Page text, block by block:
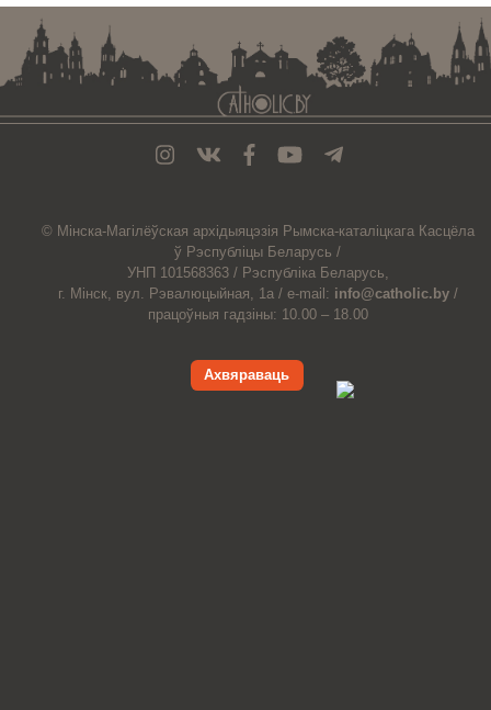
© Мiнска-Магiлёўская архiдыяцэзiя Рымска-каталіцкага Касцёла
ў Рэспубліцы Беларусь /
УНП 101568363 / Рэспубліка Беларусь,
г. Мінск, вул. Рэвалюцыйная, 1а / e-mail: info@catholic.by /
працоўныя гадзіны: 10.00 – 18.00
Ахвяраваць